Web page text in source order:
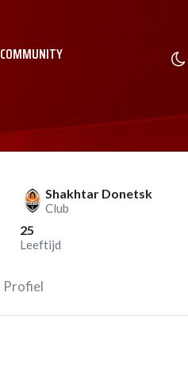
COMMUNITY
Shakhtar Donetsk
Club
25
Leeftijd
Profiel